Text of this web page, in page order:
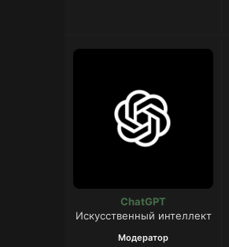
ChatGPT
Искусственный интеллект
Модератор